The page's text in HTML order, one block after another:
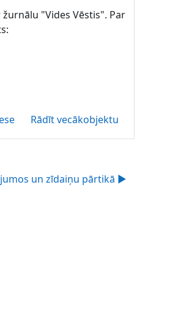
"Vides Vēstis". Par
Rādīt vecākobjektu
un zīdaiņu pārtikā ▶︎